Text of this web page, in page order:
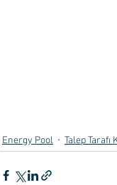
Energy Pool Talep Tarafı